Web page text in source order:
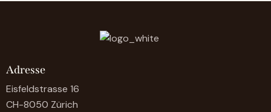
Adresse
Eisfeldstrasse 16
CH-8050 Zürich